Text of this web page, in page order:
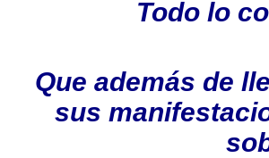
Todo lo
Que además de
sus